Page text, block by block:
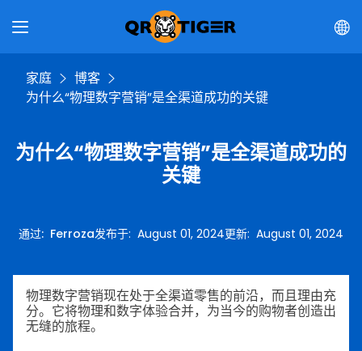
家庭
博客
为什么“物理数字营销”是全渠道成功的关键
为什么“物理数字营销”是全渠道成功的
关键
通过: Ferroza发布于: August 01, 2024更新: August 01, 2024
物理数字营销现在处于全渠道零售的前沿，而且理由充
分。它将物理和数字体验合并，为当今的购物者创造出
无缝的旅程。